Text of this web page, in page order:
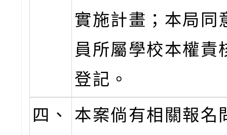
實施計畫；本局同
員所屬學校本權責
登記。
四、
本案倘有相關報名